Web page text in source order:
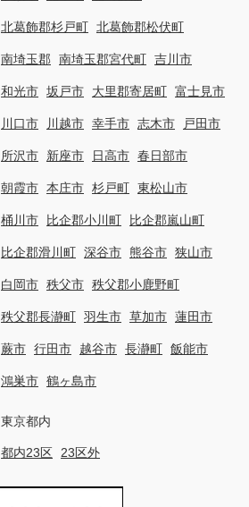
北葛飾郡杉戸町 北葛飾郡松伏町
南埼玉郡 南埼玉郡宮代町 吉川市
和光市 坂戸市 大里郡寄居町 富士見市
川口市 川越市 幸手市 志木市 戸田市
所沢市 新座市 日高市 春日部市
朝霞市 本庄市 杉戸町 東松山市
桶川市 比企郡小川町 比企郡嵐山町
比企郡滑川町 深谷市 熊谷市 狭山市
白岡市 秩父市 秩父郡小鹿野町
秩父郡長瀞町 羽生市 草加市 蓮田市
蕨市 行田市 越谷市 長瀞町 飯能市
鴻巣市 鶴ヶ島市
東京都内
都内23区 23区外